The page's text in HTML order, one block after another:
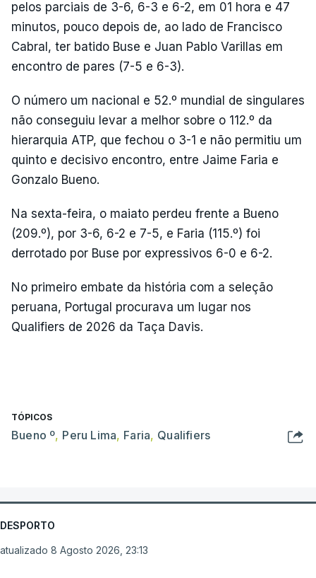
pelos parciais de 3-6, 6-3 e 6-2, em 01 hora e 47
minutos, pouco depois de, ao lado de Francisco
Cabral, ter batido Buse e Juan Pablo Varillas em
encontro de pares (7-5 e 6-3).
O número um nacional e 52.º mundial de singulares
não conseguiu levar a melhor sobre o 112.º da
hierarquia ATP, que fechou o 3-1 e não permitiu um
quinto e decisivo encontro, entre Jaime Faria e
Gonzalo Bueno.
Na sexta-feira, o maiato perdeu frente a Bueno
(209.º), por 3-6, 6-2 e 7-5, e Faria (115.º) foi
derrotado por Buse por expressivos 6-0 e 6-2.
No primeiro embate da história com a seleção
peruana, Portugal procurava um lugar nos
Qualifiers de 2026 da Taça Davis.
TÓPICOS
Bueno º, Peru Lima, Faria, Qualifiers
DESPORTO
atualizado 8 Agosto 2026, 23:13